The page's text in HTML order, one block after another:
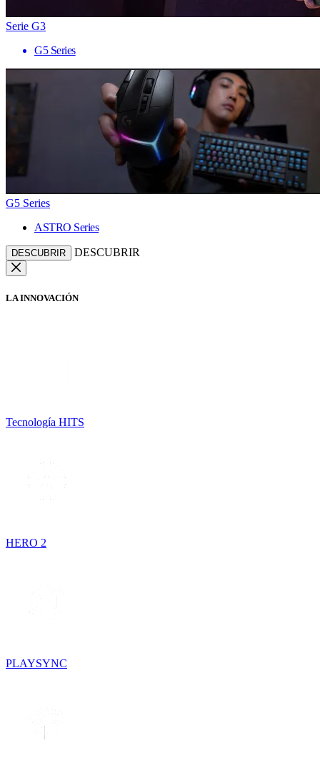
Serie G3
G5 Series
G5 Series
ASTRO Series
DESCUBRIR DESCUBRIR
LA INNOVACIÓN
Tecnología HITS
HERO 2
PLAYSYNC